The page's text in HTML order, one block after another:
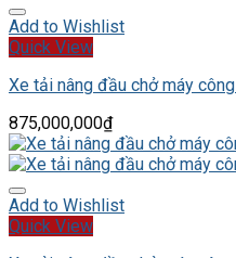
Add to Wishlist
Quick View
Xe tải nâng đầu chở máy
875,000,000₫
Add to Wishlist
Quick View